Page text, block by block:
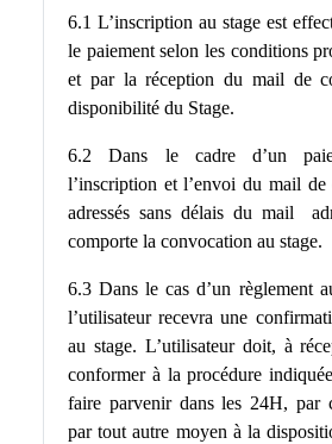
6.1 L’inscription au stage est
le paiement selon les conditions
et par la réception du mail de
disponibilité du Stage.
6.2 Dans le cadre d’un
l’inscription et l’envoi du mail
adressés sans délais du mail
comporte la convocation au stage.
6.3 Dans le cas d’un règlement
l’utilisateur recevra une
au stage. L’utilisateur doit, à
conformer à la procédure
faire parvenir dans les 24H, par
par tout autre moyen à la